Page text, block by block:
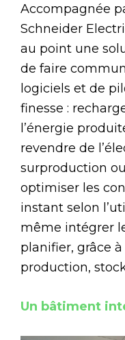
Accompagnée
Schneider
au point une
de faire
logiciels et de
finesse :
l’énergie
revendre de
surproduction
optimiser les
instant selon
même intégrer
planifier, grâce
production,
Un bâtiment